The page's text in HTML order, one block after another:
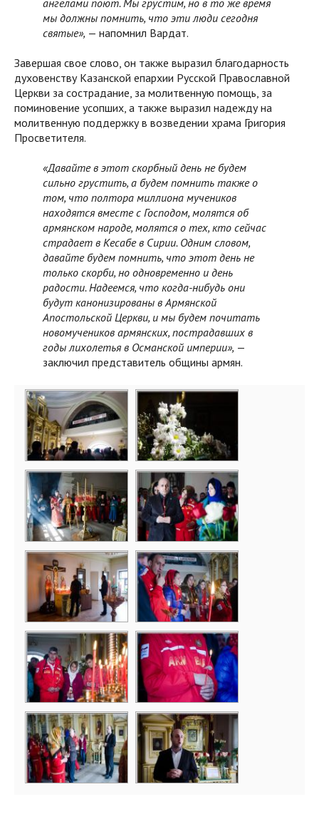
ангелами поют. Мы грустим, но в то же время
мы должны помнить, что эти люди сегодня
святые», — напомнил Вардат.
Завершая свое слово, он также выразил благодарность
духовенству Казанской епархии Русской Православной
Церкви за сострадание, за молитвенную помощь, за
поминовение усопших, а также выразил надежду на
молитвенную поддержку в возведении храма Григория
Просветителя.
«Давайте в этот скорбный день не будем
сильно грустить, а будем помнить также о
том, что полтора миллиона мучеников
находятся вместе с Господом, молятся об
армянском народе, молятся о тех, кто сейчас
страдает в Кесабе в Сирии. Одним словом,
давайте будем помнить, что этот день не
только скорби, но одновременно и день
радости. Надеемся, что когда-нибудь они
будут канонизированы в Армянской
Апостольской Церкви, и мы будем почитать
новомучеников армянских, пострадавших в
годы лихолетья в Османской империи», —
заключил представитель общины армян.